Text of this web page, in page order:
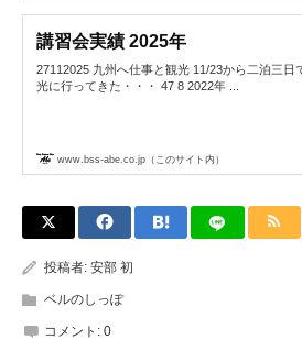
講習会実績 2025年
27112025 九州へ仕事と観光 11/23から二泊三日
光に行ってきた・・・ 47 8 2022年 ...
www.bss-abe.co.jp（このサイト内）
投稿者: 安部 初
ベルのしっぽ
コメント: 0